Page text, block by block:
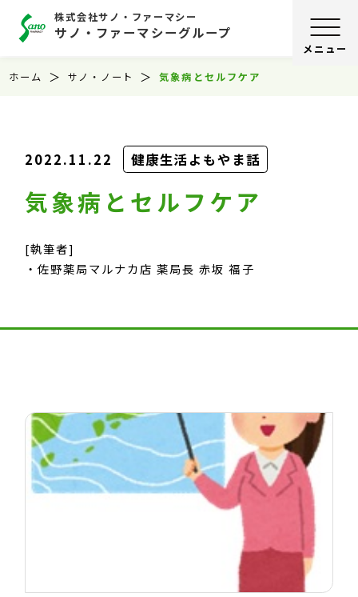
株式会社サノ・ファーマシー
サノ・ファーマシーグループ
ホーム サノ・ノート 気象病とセルフケア
2022.11.22 健康生活よもやま話
気象病とセルフケア
[執筆者]
佐野薬局マルナカ店 薬局長 赤坂 福子